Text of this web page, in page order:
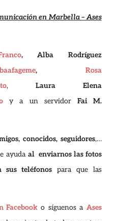
en Marbella – Ases
,Alba Rodríguez
, Rosa
,Laura Elena
y a un servidorFai M.
conocidos, seguidores,…
ayuda al enviarnos las fotos
sus teléfonospara que las
Facebooko síguenos a Ases